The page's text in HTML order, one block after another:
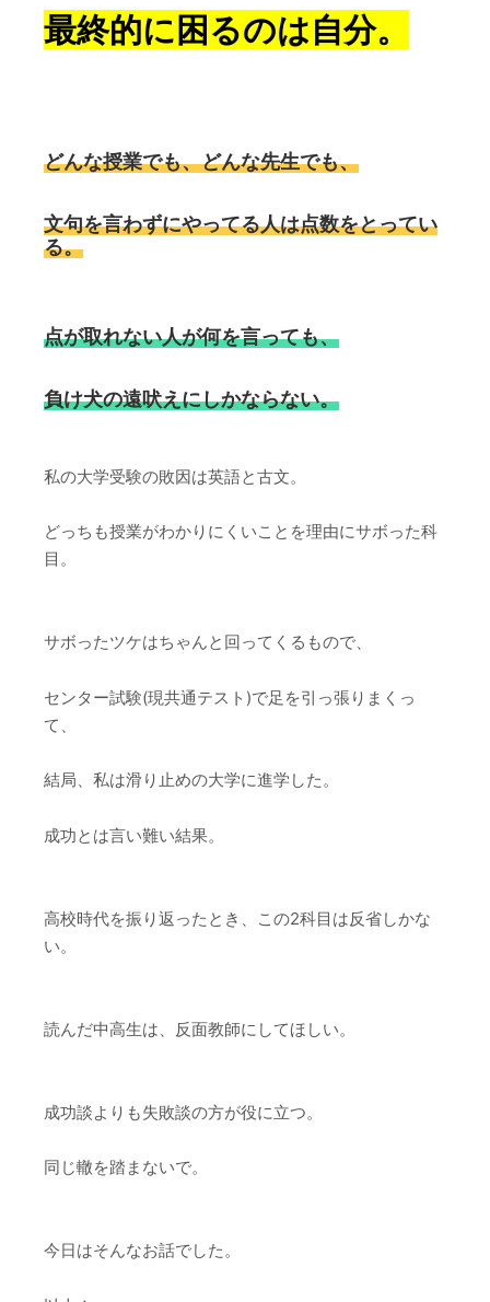
最終的に困るのは自分。
どんな授業でも、どんな先生でも、
文句を言わずにやってる人は点数をとってい
る。
点が取れない人が何を言っても、
負け犬の遠吠えにしかならない。
私の大学受験の敗因は英語と古文。
どっちも授業がわかりにくいことを理由にサボった科
目。
サボったツケはちゃんと回ってくるもので、
センター試験(現共通テスト)で足を引っ張りまくっ
て、
結局、私は滑り止めの大学に進学した。
成功とは言い難い結果。
高校時代を振り返ったとき、この2科目は反省しかな
い。
読んだ中高生は、反面教師にしてほしい。
成功談よりも失敗談の方が役に立つ。
同じ轍を踏まないで。
今日はそんなお話でした。